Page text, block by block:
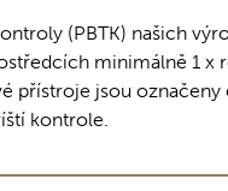
(PBTK) našich
minimálně 1 x
přístroje jsou označeny
kontrole.